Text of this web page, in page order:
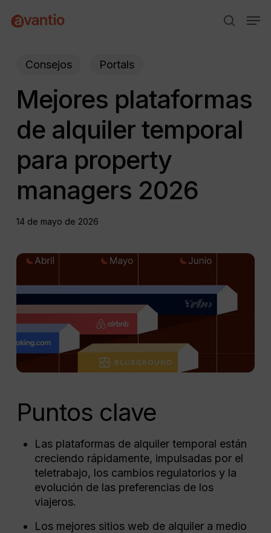
search
Consejos Portals
Mejores plataformas
de alquiler temporal
para property
managers 2026
14 de mayo de 2026
Puntos clave
Las plataformas de alquiler temporal están
creciendo rápidamente, impulsadas por el
teletrabajo, los cambios regulatorios y la
evolución de las preferencias de los
viajeros.
Los mejores sitios web de alquiler a medio